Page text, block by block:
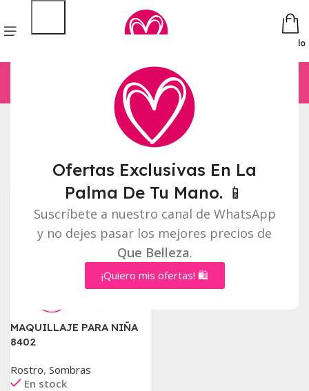
Ofertas Exclusivas En La
Palma De Tu Mano. 📱
Suscríbete a nuestro canal de WhatsApp
y no dejes pasar los mejores precios de
Que Belleza.
¡Quiero mis ofertas! 🛍️
Pedido
Mostrando el único resultado
MAQUILLAJE PARA NIÑA
8402
Rostro, Sombras
En stock